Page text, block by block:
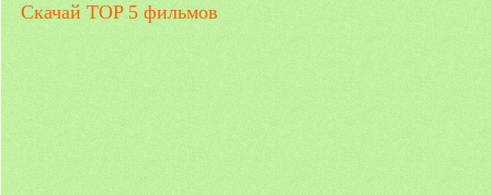
Скачай TOP 5 фильмов